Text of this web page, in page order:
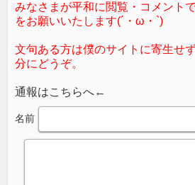
みなさまが平和に閲覧・コメント
をお願いいたします(´・ω・`)
文句ある方は僕のサイトに寄生せ
分にどうぞ。
通報はこちらへ←
名前